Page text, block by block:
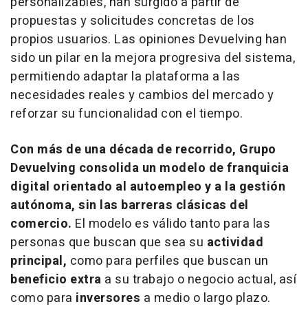
propuestas y solicitudes concretas de los
propios usuarios. Las opiniones Devuelving han
sido un pilar en la mejora progresiva del sistema,
permitiendo adaptar la plataforma a las
necesidades reales y cambios del mercado y
reforzar su funcionalidad con el tiempo.
Con más de una década de recorrido, Grupo
Devuelving consolida un modelo de franquicia
digital orientado al autoempleo y a la gestión
autónoma, sin las barreras clásicas del
comercio. El modelo es válido tanto para las
personas que buscan que sea su actividad
principal, como para perfiles que buscan un
beneficio extra a su trabajo o negocio actual, así
como para inversores a medio o largo plazo.